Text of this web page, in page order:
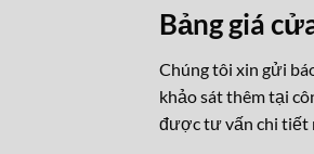
Bảng giá
Chúng tôi xin gửi
khảo sát thêm tại
được tư vấn chi tiết